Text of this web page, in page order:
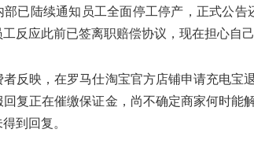
部已陆续通知员工全面停工停产，正式公
反应此前已签离职赔偿协议，现在担心自
反映，在罗马仕淘宝官方店铺申请充电宝
复正在催缴保证金，尚不确定商家何时能
到回复。